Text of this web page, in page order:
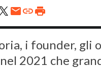
i founder, gli
2021 che